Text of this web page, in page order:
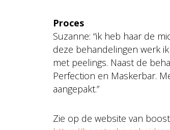
Proces
Suzanne: “ik heb haar de
deze behandelingen werk
met peelings. Naast de
Perfection en Maskerbar.
aangepakt.”
Zie op de website van